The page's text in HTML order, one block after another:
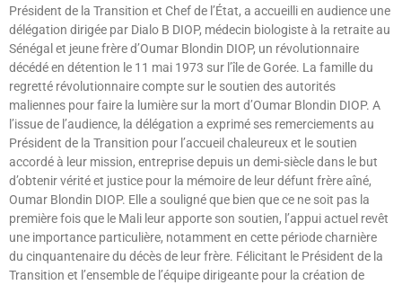
Président de la Transition et Chef de l’État, a accueilli en audience une
délégation dirigée par Dialo B DIOP, médecin biologiste à la retraite au
Sénégal et jeune frère d’Oumar Blondin DIOP, un révolutionnaire
décédé en détention le 11 mai 1973 sur l’île de Gorée. La famille du
regretté révolutionnaire compte sur le soutien des autorités
maliennes pour faire la lumière sur la mort d’Oumar Blondin DIOP. A
l’issue de l’audience, la délégation a exprimé ses remerciements au
Président de la Transition pour l’accueil chaleureux et le soutien
accordé à leur mission, entreprise depuis un demi-siècle dans le but
d’obtenir vérité et justice pour la mémoire de leur défunt frère aîné,
Oumar Blondin DIOP. Elle a souligné que bien que ce ne soit pas la
première fois que le Mali leur apporte son soutien, l’appui actuel revêt
une importance particulière, notamment en cette période charnière
du cinquantenaire du décès de leur frère. Félicitant le Président de la
Transition et l’ensemble de l’équipe dirigeante pour la création de